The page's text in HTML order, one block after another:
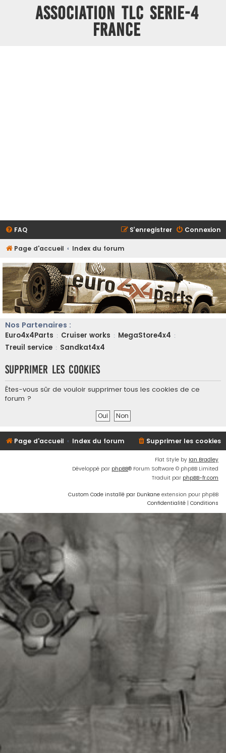
ASSOCIATION TLC SERIE-4
FRANCE
FAQ Connexion
S’enregistrer
Page d'accueil Index du forum
Nos Partenaires :
Euro4x4Parts : Cruiser works : MegaStore4x4 :
Treuil service : Sandkat4x4
Supprimer les cookies
Êtes-vous sûr de vouloir supprimer tous les cookies de ce
forum ?
Page d'accueil Index du forum Supprimer les cookies
Flat Style by Ian Bradley
Développé par phpBB® Forum Software © phpBB Limited
Traduit par phpBB-fr.com
Custom Code installé par Dunkane extension pour phpBB
Confidentialité | Conditions